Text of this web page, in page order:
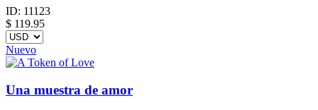
ID: 11123
$ 119.95
Nuevo
Una muestra de amor